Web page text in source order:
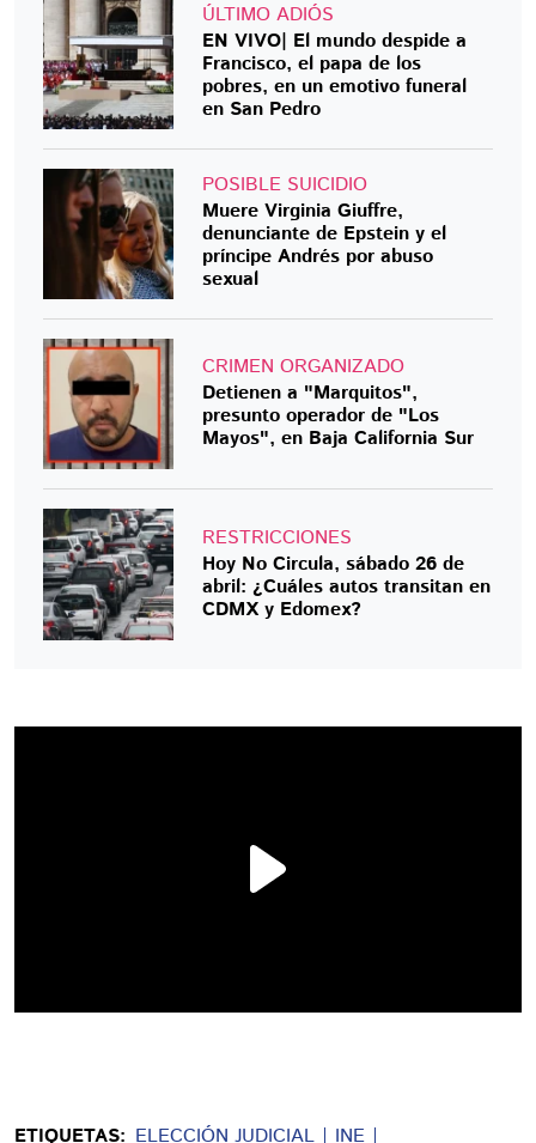
ÚLTIMO ADIÓS
EN VIVO| El mundo despide a
Francisco, el papa de los
pobres, en un emotivo funeral
en San Pedro
POSIBLE SUICIDIO
Muere Virginia Giuffre,
denunciante de Epstein y el
príncipe Andrés por abuso
sexual
CRIMEN ORGANIZADO
Detienen a "Marquitos",
presunto operador de "Los
Mayos", en Baja California Sur
RESTRICCIONES
Hoy No Circula, sábado 26 de
abril: ¿Cuáles autos transitan en
CDMX y Edomex?
ETIQUETAS: ELECCIÓN JUDICIAL INE